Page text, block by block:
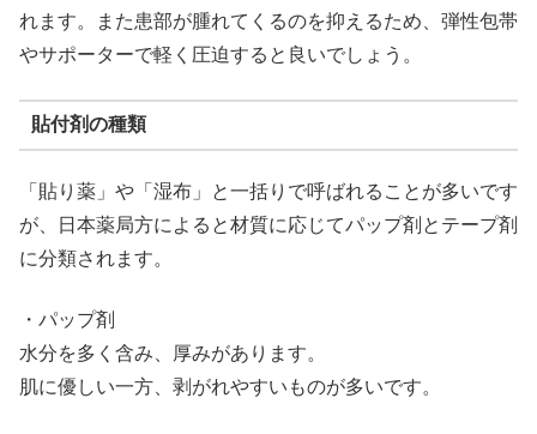
れます。また患部が腫れてくるのを抑えるため、弾性包帯
やサポーターで軽く圧迫すると良いでしょう。
貼付剤の種類
「貼り薬」や「湿布」と一括りで呼ばれることが多いです
が、日本薬局方によると材質に応じてパップ剤とテープ剤
に分類されます。
・パップ剤
水分を多く含み、厚みがあります。
肌に優しい一方、剥がれやすいものが多いです。